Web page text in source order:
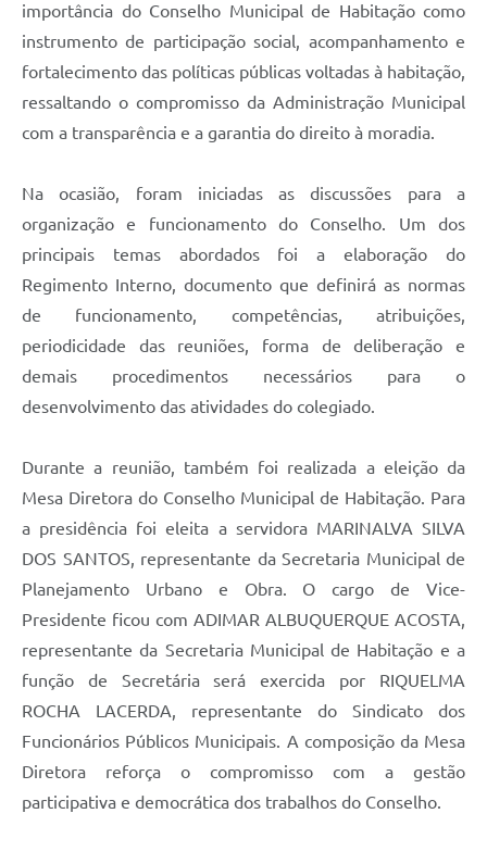
importância do Conselho Municipal de Habitação como
instrumento de participação social, acompanhamento e
fortalecimento das políticas públicas voltadas à habitação,
ressaltando o compromisso da Administração Municipal
com a transparência e a garantia do direito à moradia.
Na ocasião, foram iniciadas as discussões para a
organização e funcionamento do Conselho. Um dos
principais temas abordados foi a elaboração do
Regimento Interno, documento que definirá as normas
de funcionamento, competências, atribuições,
periodicidade das reuniões, forma de deliberação e
demais procedimentos necessários para o
desenvolvimento das atividades do colegiado.
Durante a reunião, também foi realizada a eleição da
Mesa Diretora do Conselho Municipal de Habitação. Para
a presidência foi eleita a servidora MARINALVA SILVA
DOS SANTOS, representante da Secretaria Municipal de
Planejamento Urbano e Obra. O cargo de Vice-
Presidente ficou com ADIMAR ALBUQUERQUE ACOSTA,
representante da Secretaria Municipal de Habitação e a
função de Secretária será exercida por RIQUELMA
ROCHA LACERDA, representante do Sindicato dos
Funcionários Públicos Municipais. A composição da Mesa
Diretora reforça o compromisso com a gestão
participativa e democrática dos trabalhos do Conselho.